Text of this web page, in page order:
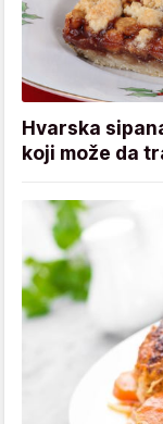
Hvarska
koji može da